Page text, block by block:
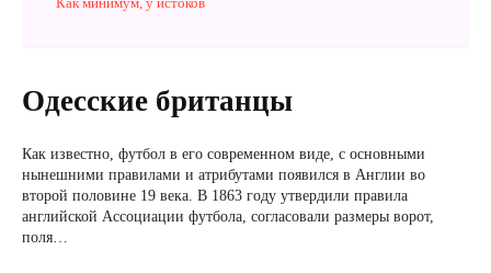
Одесские британцы
Как известно, футбол в его современном виде, с основными
нынешними правилами и атрибутами появился в Англии во
второй половине 19 века. В 1863 году утвердили правила
английской Ассоциации футбола, согласовали размеры ворот,
поля…